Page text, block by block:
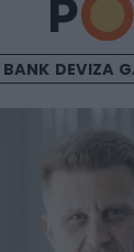
BANK DEVIZA